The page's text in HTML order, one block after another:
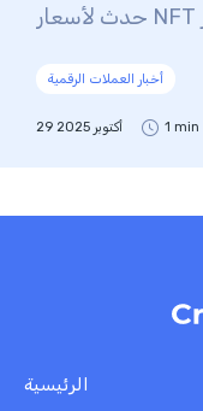
أخبار العملات الرقمية
29 أكتوبر 2025 1 min
الرئيسية